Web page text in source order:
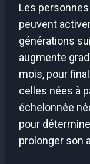
Les personnes
peuvent
générations
augmente
mois, pour
celles nées à
échelonnée
pour
prolonger son